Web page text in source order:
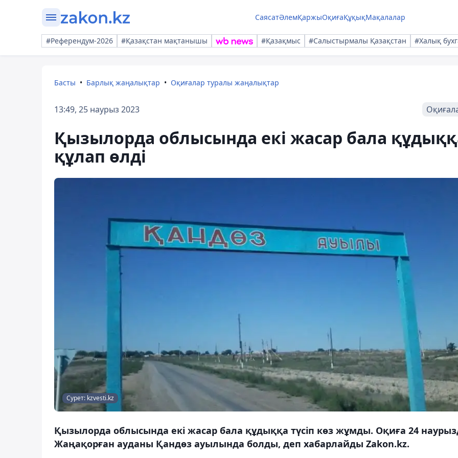
СаясатӘлемҚаржыОқиғаҚұқықМақалалар
#Референдум-2026 #Қазақстан мақтанышы #Қазақмыс #Салыстырмалы Қазақстан #Халық
Басты Барлық жаңалықтар Оқиғалар туралы жаңалықтар
13:49, 25 наурыз 2023
Қызылорда облысында екі жасар бала
құлап өлді
Сурет: kzvesti.kz
Қызылорда облысында екі жасар бала құдыққа түсіп көз жұмды. Оқиға 24
Жаңақорған ауданы Қандөз ауылында болды, деп хабарлайды Zakon.kz.